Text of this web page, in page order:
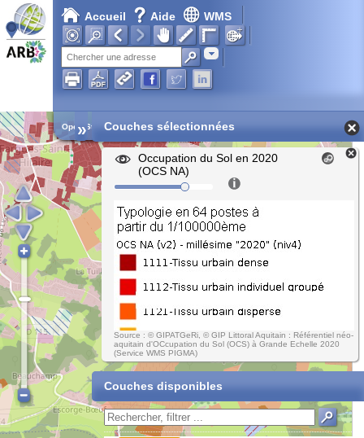
Accueil Aide WMS
Adresse
Open Street Map
» Couches sélectionnées
Occupation du Sol en 2020
(OCS NA)
Source : © GIPATGeRi, © GIP Littoral Aquitain : Référentiel néo-
aquitain d'OCcupation du Sol (OCS) à Grande Echelle 2020
(Service WMS PIGMA)
Couches disponibles